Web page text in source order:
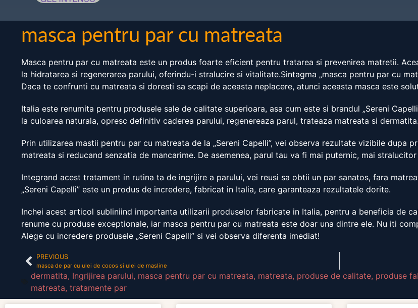
masca pentru par cu matreata
Masca pentru par cu matreata este un produs foarte eficient pentru tratarea si prevenirea matretii.
la hidratarea si regenerarea parului, oferindu-i stralucire si vitalitate.Sintagma „masca pentru par cu
Daca te confrunti cu matreata si doresti sa scapi de aceasta neplacere, atunci aceasta masca este
Italia este renumita pentru produsele sale de calitate superioara, asa cum este si brandul „Sereni
la culoarea naturala, opresc definitiv caderea parului, regenereaza parul, trateaza matreata si dermatita.
Prin utilizarea mastii pentru par cu matreata de la „Sereni Capelli”, vei observa rezultate vizibile dupa
matreata si reducand senzatia de mancarime. De asemenea, parul tau va fi mai puternic, mai
Integrand acest tratament in rutina ta de ingrijire a parului, vei reusi sa obtii un par sanatos, fara
„Sereni Capelli” este un produs de incredere, fabricat in Italia, care garanteaza rezultatele dorite.
Inchei acest articol subliniind importanta utilizarii produselor fabricate in Italia, pentru a beneficia de
renume cu produse exceptionale, iar masca pentru par cu matreata este doar una dintre ele. Nu iti
Alege cu incredere produsele „Sereni Capelli” si vei observa diferenta imediat!
PREVIOUS
masca de par cu ulei de cocos si ulei de masline
dermatita, Ingrijirea parului, masca pentru par cu matreata, matreata, produse de calitate, produse
matreata, tratamente par